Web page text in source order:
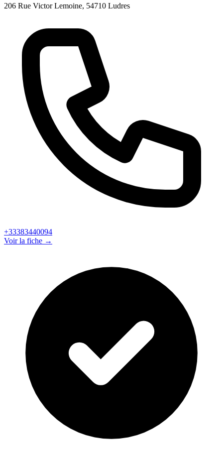
206 Rue Victor Lemoine, 54710 Ludres
+33383440094
Voir la fiche →